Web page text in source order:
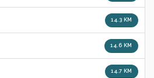
14.3 KM
14.6 KM
14.7 KM